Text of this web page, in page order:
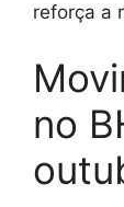
reforça a
no